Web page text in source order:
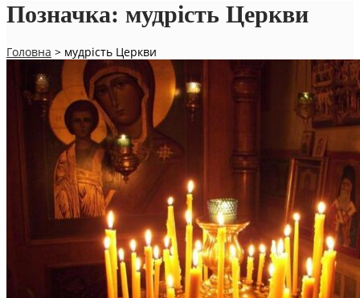
Позначка: мудрість Церкви
Головна > мудрість Церкви